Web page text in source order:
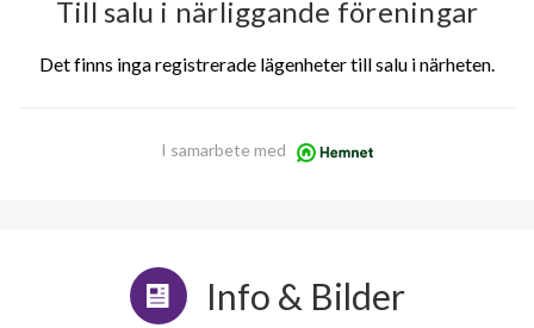
Till salu i närliggande föreningar
Det finns inga registrerade lägenheter till salu i närheten.
I samarbete med
Info & Bilder